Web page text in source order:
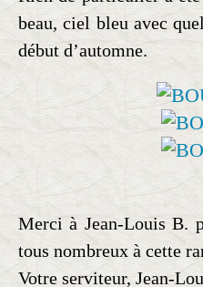
beau, ciel bleu avec
début d’automne.
Merci à Jean-Louis B.
tous nombreux à cette
Votre serviteur, Jean-